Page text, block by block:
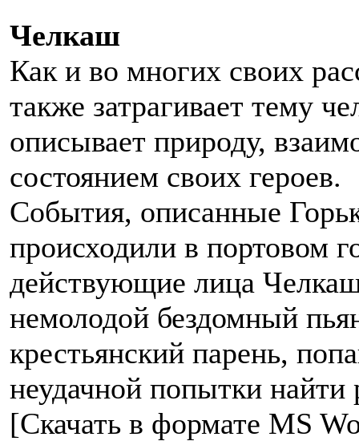
Челкаш
Как и во многих своих
также затрагивает тему
описывает природу,
состоянием своих героев.
События, описанные
происходили в портовом
действующие лица
немолодой бездомный
крестьянский парень,
неудачной попытки найти
[Скачать в формате MS